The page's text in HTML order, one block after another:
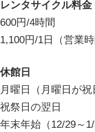
レンタサイクル料金
600円/4時間
1,100円/1日（営業時
休館日
月曜日（月曜日が祝
祝祭日の翌日
年末年始（12/29～1/